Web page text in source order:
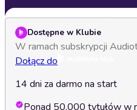
Dostępne w Klubie
W ramach subskrypcji
Dołącz do
14 dni za darmo na start
Ponad 50.000 tytułów w